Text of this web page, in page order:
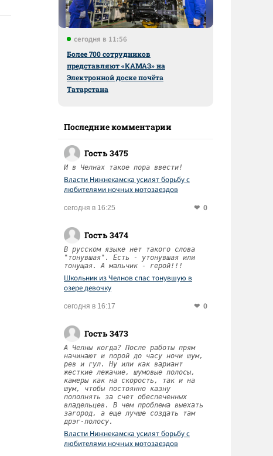
сегодня в 11:56
Более 700 сотрудников
представляют «КАМАЗ» на
Электронной доске почёта
Татарстана
Последние комментарии
Гость 3475
И в Челнах такое пора ввести!
Власти Нижнекамска усилят борьбу с
любителями ночных мотозаездов
сегодня в 16:25 0
Гость 3474
В русском языке нет такого слова
"тонувшая". Есть - утонувшая или
тонущая. А мальчик - герой!!!
Школьник из Челнов спас тонувшую в
озере девочку
сегодня в 16:17 0
Гость 3473
А Челны когда? После работы прям
начинают и порой до часу ночи шум,
рев и гул. Ну или как вариант
жесткие лежачие, шумовые полосы,
камеры как на скорость, так и на
шум, чтобы постоянно казну
пополнять за счет обеспеченных
владельцев. В чем проблема выехать
загород, а еще лучше создать там
дрэг-полосу.
Власти Нижнекамска усилят борьбу с
любителями ночных мотозаездов